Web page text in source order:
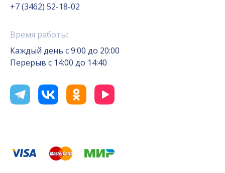
+7 (3462) 52-18-02
Время работы:
Каждый день с 9:00 до 20:00
Перерыв с 14:00 до 14:40